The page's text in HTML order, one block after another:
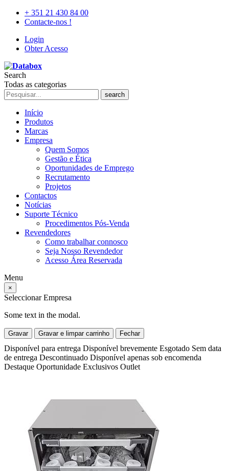
+ 351 21 430 84 00
Contacte-nos !
Login
Obter Acesso
Search
Todas as categorias
search
Início
Produtos
Marcas
Empresa
Quem Somos
Gestão e Ética
Oportunidades de Emprego
Recrutamento
Projetos
Contactos
Notícias
Suporte Técnico
Procedimentos Pós-Venda
Revendedores
Como trabalhar connosco
Seja Nosso Revendedor
Acesso Área Reservada
Menu
×
Seleccionar Empresa
Some text in the modal.
Gravar Gravar e limpar carrinho Fechar
Disponível para entrega Disponível brevemente Esgotado Sem data
de entrega Descontinuado Disponível apenas sob encomenda
Destaque Oportunidade Exclusivos Outlet